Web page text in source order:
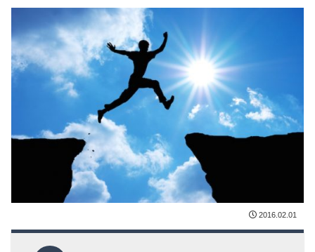
2016.02.01